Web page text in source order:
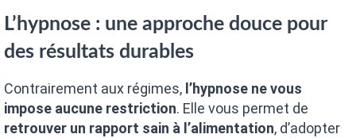
L’hypnose : une approche douce pour
des résultats durables
Contrairement aux régimes, l’hypnose ne vous
impose aucune restriction. Elle vous permet de
retrouver un rapport sain à l’alimentation, d’adopter